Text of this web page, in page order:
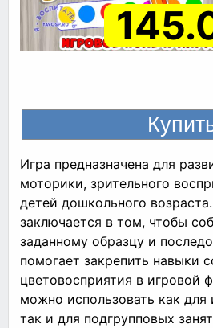
Игра предназначена для
моторики, зрительного
детей дошкольного
заключается в том, чтобы
заданному образцу и
помогает закрепить навыки
цветовосприятия в игровой
можно использовать как для
так и для подгрупповых